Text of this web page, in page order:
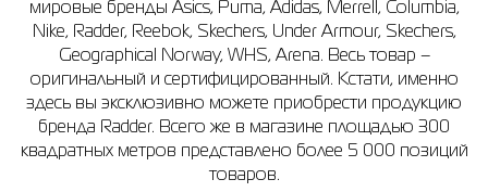
Термобелье
Толстовки
Футболки
Шапки
Шарфы
The North Face
Under Armour
WHS
Сандалии
Брэнды
adidas
мировые бренды Asics, Puma, Adidas, Merrell, Columbia,
Nike, Radder, Reebok, Skechers, Under Armour, Skechers,
Geographical Norway, WHS, Arena. Весь товар –
оригинальный и сертифицированный. Кстати, именно
здесь вы эксклюзивно можете приобрести продукцию
бренда Radder. Всего же в магазине площадью 300
квадратных метров представлено более 5 000 позиций
товаров.